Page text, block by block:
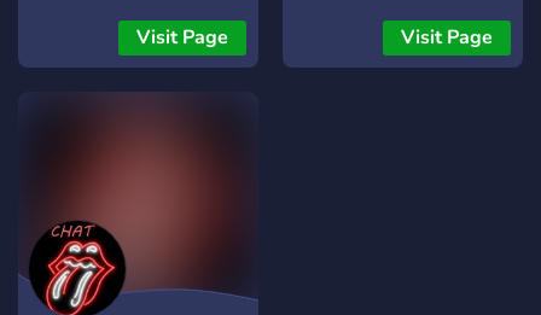
#batepapo Bate-papo Rio
Grande do Sul RS #chat
Bate-papo Rio Grande do
papo Rio Grande do Sul RS
#namoro TBate-papo Rio
Grande do Sul RS #salas
de batepapo Bate-papo Rio
Visit Page
ilimitadas! Venha conferir o
melhor chat do Brasil. tags:
Visit Page